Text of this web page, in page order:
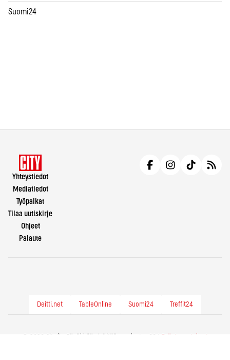
Suomi24
Yhteystiedot
Mediatiedot
Työpaikat
Tilaa uutiskirje
Ohjeet
Palaute
Deitti.net TableOnline Suomi24 Treffit24